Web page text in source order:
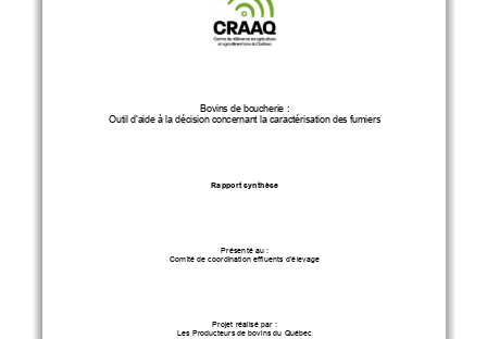
Bovins de boucherie :
Outil d'aide à la décision concernant la caractérisation des fumiers
Rapport synthèse
Présenté au :
Comité de coordination effluents d’élevage
Projet réalisé par :
Les Producteurs de bovins du Québec